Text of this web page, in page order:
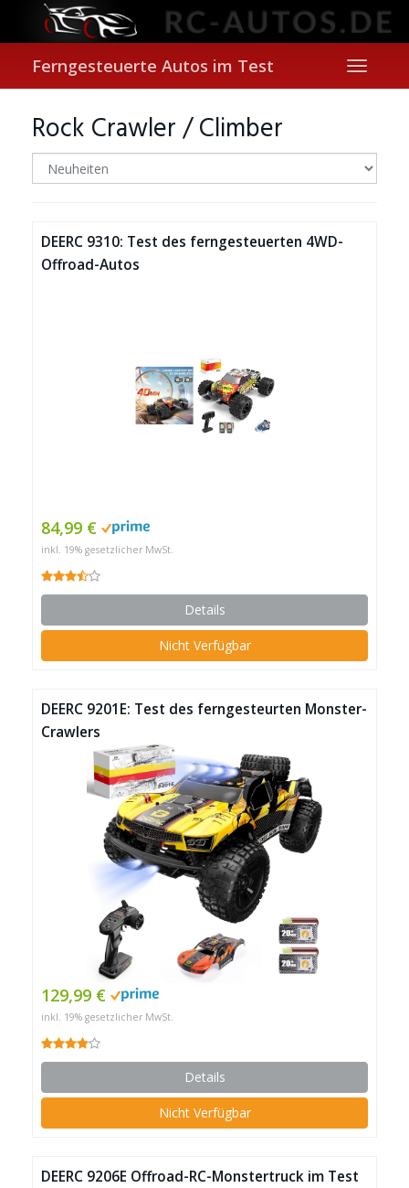
main
content
Toggle
Ferngesteuerte Autos im Test
Rock Crawler / Climber
DEERC 9310: Test des ferngesteuerten 4WD-
Offroad-Autos
84,99 €
inkl. 19% gesetzlicher MwSt.
Details
Nicht Verfügbar
DEERC 9201E: Test des ferngesteurten Monster-
Crawlers
129,99 €
inkl. 19% gesetzlicher MwSt.
Details
Nicht Verfügbar
DEERC 9206E Offroad-RC-Monstertruck im Test